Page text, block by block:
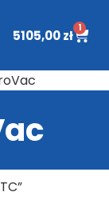
5105,00zł 1